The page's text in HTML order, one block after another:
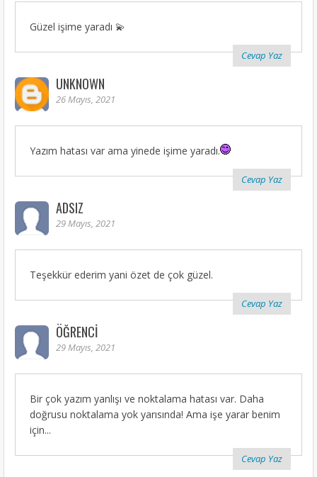
Güzel işime yaradı 💫
Cevap Yaz
UNKNOWN
26 Mayıs, 2021
Yazım hatası var ama yinede işime yaradı.
Cevap Yaz
ADSIZ
29 Mayıs, 2021
Teşekkür ederim yani özet de çok güzel.
Cevap Yaz
ÖĞRENCI
29 Mayıs, 2021
Bir çok yazım yanlışı ve noktalama hatası var. Daha
doğrusu noktalama yok yarısında! Ama işe yarar benim
için...
Cevap Yaz